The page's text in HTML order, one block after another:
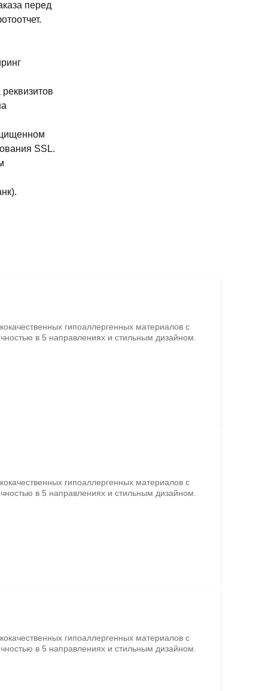
перед
SSL.
гипоаллергенных материалов с
в 5 направлениях и стильным дизайном.
гипоаллергенных материалов с
в 5 направлениях и стильным дизайном.
гипоаллергенных материалов с
в 5 направлениях и стильным дизайном.